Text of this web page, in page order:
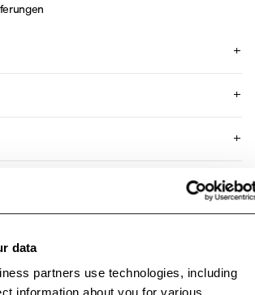
data
partners use technologies, including
Sale